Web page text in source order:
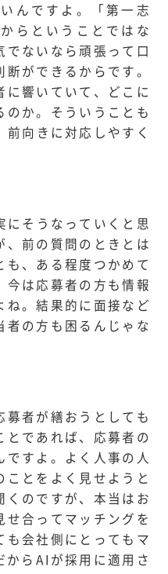
んですよ。「第一志
らということではな
でないなら頑張って口
ができるからです。
響いていて、どこに
か。そういうことも
向きに対応しやすく
そうなっていくと思
、前の質問のときとは
、ある程度つかめて
今は応募者の方も情報
ね。結果的に面接など
者の方も困るんじゃな
者が繕おうとしても
とであれば、応募者の
すよ。よく人事の人
とをよく見せようと
くのですが、本当はお
合ってマッチングを
も会社側にとってもマ
からAIが採用に適用さ